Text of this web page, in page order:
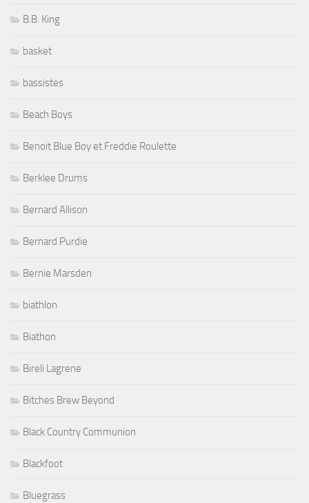
B.B. King
basket
bassistes
Beach Boys
Benoit Blue Boy et Freddie Roulette
Berklee Drums
Bernard Allison
Bernard Purdie
Bernie Marsden
biathlon
Biathon
Bireli Lagrene
Bitches Brew Beyond
Black Country Communion
Blackfoot
Bluegrass